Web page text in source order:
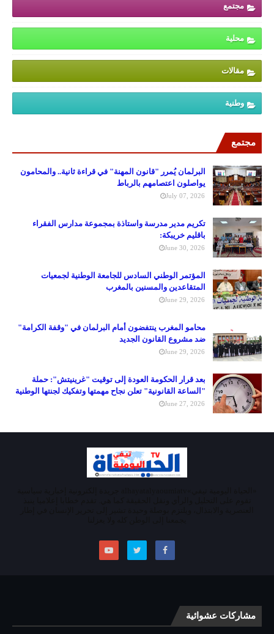
مجتمع
محلية
مقالات
وطنية
مجتمع
البرلمان يُمرر "قانون المهنة" في قراءة ثانية.. والمحامون
يواصلون اعتصامهم بالرباط
July 07, 2026
تكريم مدير مدرسة واستاذة بمجموعة مدارس الفقراء
باقليم خريبكة:
June 30, 2026
المؤتمر الوطني السادس للجامعة الوطنية لجمعيات
المتقاعدين والمسنين بالمغرب
June 29, 2026
محامو المغرب ينتفضون أمام البرلمان في "وقفة الكرامة"
ضد مشروع القانون الجديد
June 29, 2026
بعد قرار الحكومة العودة إلى توقيت "غرينيتش": حملة
"الساعة القانونية" تعلن نجاح مهمتها وتفكيك لجنتها الوطنية
June 27, 2026
مشاركات عشوائية